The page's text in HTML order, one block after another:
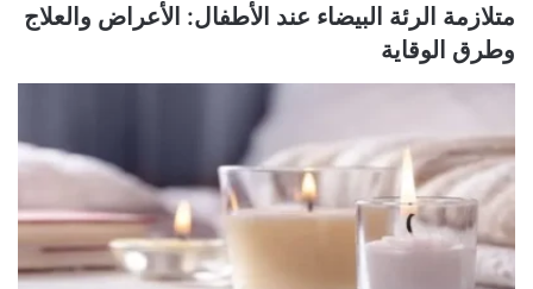
متلازمة الرئة البيضاء عند الأطفال: الأعراض والعلاج
وطرق الوقاية